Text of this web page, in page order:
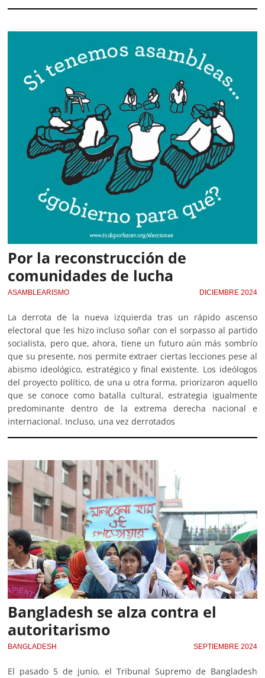
Por la reconstrucción de
comunidades de lucha
ASAMBLEARISMO DICIEMBRE 2024
La derrota de la nueva izquierda tras un rápido ascenso
electoral que les hizo incluso soñar con el sorpasso al partido
socialista, pero que, ahora, tiene un futuro aún más sombrío
que su presente, nos permite extraer ciertas lecciones pese al
abismo ideológico, estratégico y final existente. Los ideólogos
del proyecto político, de una u otra forma, priorizaron aquello
que se conoce como batalla cultural, estrategia igualmente
predominante dentro de la extrema derecha nacional e
internacional. Incluso, una vez derrotados
Bangladesh se alza contra el
autoritarismo
BANGLADESH SEPTIEMBRE 2024
El pasado 5 de junio, el Tribunal Supremo de Bangladesh